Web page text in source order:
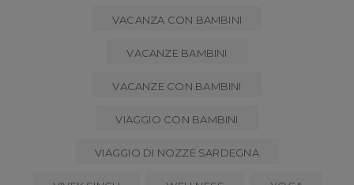
VACANZA CON BAMBINI
VACANZE BAMBINI
VACANZE CON BAMBINI
VIAGGIO CON BAMBINI
VIAGGIO DI NOZZE SARDEGNA